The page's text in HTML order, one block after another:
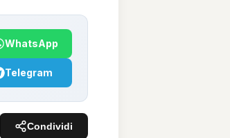
WhatsApp
Telegram
Condividi